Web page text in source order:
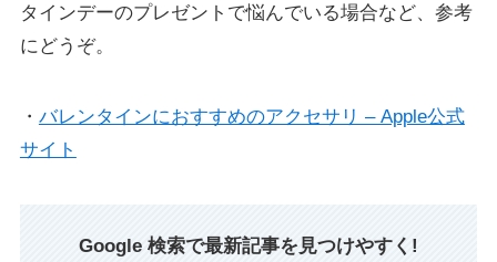
タインデーのプレゼントで悩んでいる場合など、参考
にどうぞ。
・ バレンタインにおすすめのア‍ク‍セ‍サ‍リ – Apple公式
サイト
Google 検索で最新記事を見つけやすく!